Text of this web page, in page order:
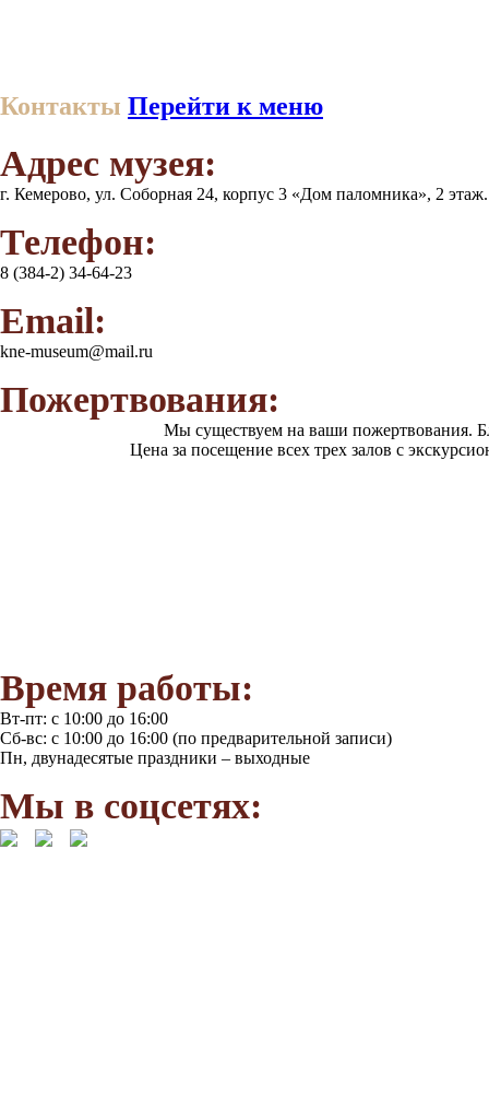
Контакты Перейти к меню
Адрес музея:
г. Кемерово, ул. Соборная 24, корпус 3 «Дом паломника», 2
Телефон:
8 (384-2) 34-64-23
Email:
kne-museum@mail.ru
Пожертвования:
Мы существуем на ваши пожертвования.
Цена за посещение всех трех залов с
Время работы:
Вт-пт: с 10:00 до 16:00
Сб-вс: с 10:00 до 16:00 (по предварительной записи)
Пн, двунадесятые праздники – выходные
Мы в соцсетях: